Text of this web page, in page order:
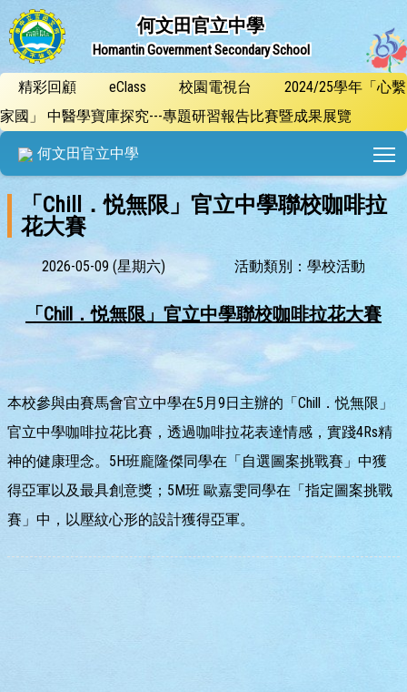
何文田官立中學
Homantin Government Secondary School
精彩回顧 eClass 校園電視台
2024/25學年「心繫
家國」 中醫學寶庫探究---專題研習報告比賽暨成果展覽
何文田官立中學
「Chill．悦無限」官立中學聯校咖啡拉
花大賽
2026-05-09 (星期六) 活動類別：學校活動
「Chill．悦無限」官立中學聯校咖啡拉花大賽
本校參與由賽馬會官立中學在5月9日主辦的「Chill．悦無限」
官立中學咖啡拉花比賽，透過咖啡拉花表達情感，實踐4Rs精
神的健康理念。5H班龐隆傑同學在「自選圖案挑戰賽」中獲
得亞軍以及最具創意獎；5M班 歐嘉雯同學在「指定圖案挑戰
賽」中，以壓紋心形的設計獲得亞軍。